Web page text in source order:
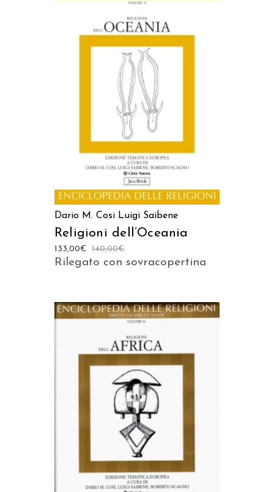
AGGIUNGI AL CARRELLO
Dario M. Cosi Luigi Saibene
Religioni dell’Oceania
140,00€
133,00€
Rilegato con sovracopertina
AGGIUNGI AL CARRELLO